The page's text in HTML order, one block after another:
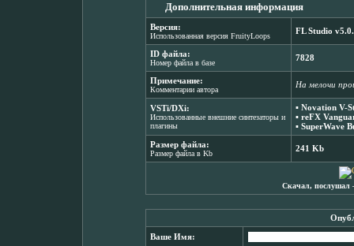
Дополнительная информация
Версия:
Использованная версия FruityLoops
FL Studio
ID файла:
Номер файла в базе
7828
Примечание:
Комментарии автора
На мелочи
VSTi/DXi:
Использованные внешние синтезаторы и
плагины
▪ Novation V-
▪ reFX
▪ SuperWave
Размер файла:
Размер файла в Kb
241 Kb
Скачал, послушал
Ваше Имя: